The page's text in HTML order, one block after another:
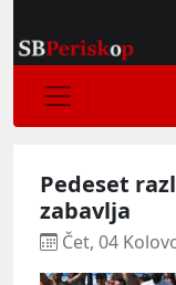
Pedeset
zabavlja
Čet, 04